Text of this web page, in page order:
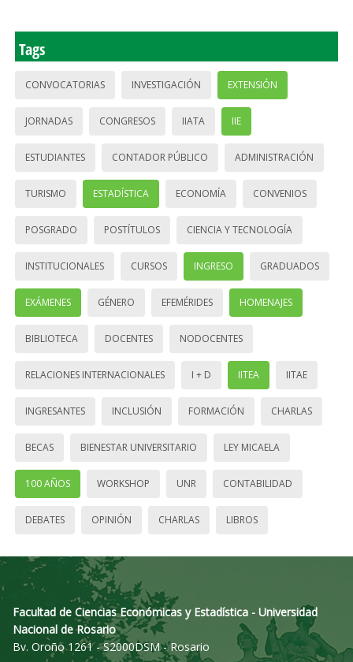
Tags
CONVOCATORIAS INVESTIGACIÓN EXTENSIÓN
JORNADAS CONGRESOS IIATA IIE
ESTUDIANTES CONTADOR PÚBLICO ADMINISTRACIÓN
TURISMO ESTADÍSTICA ECONOMÍA CONVENIOS
POSGRADO POSTÍTULOS CIENCIA Y TECNOLOGÍA
INSTITUCIONALES CURSOS INGRESO GRADUADOS
EXÁMENES GÉNERO EFEMÉRIDES HOMENAJES
BIBLIOTECA DOCENTES NODOCENTES
RELACIONES INTERNACIONALES I + D IITEA IITAE
INGRESANTES INCLUSIÓN FORMACIÓN CHARLAS
BECAS BIENESTAR UNIVERSITARIO LEY MICAELA
100 AÑOS WORKSHOP UNR CONTABILIDAD
DEBATES OPINIÓN CHARLAS LIBROS
Facultad de Ciencias Económicas y Estadística - Universidad
Nacional de Rosario
Bv. Oroño 1261 - S2000DSM - Rosario